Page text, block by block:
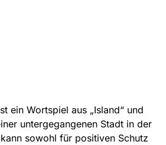
ein Wortspiel aus „Island“ und
untergegangenen Stadt in der
sowohl für positiven Schutz